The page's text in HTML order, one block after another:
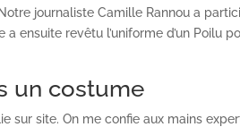
journaliste Camille Rannou a
a ensuite revêtu l’uniforme d’un Poilu
un costume
sur site. On me confie aux mains